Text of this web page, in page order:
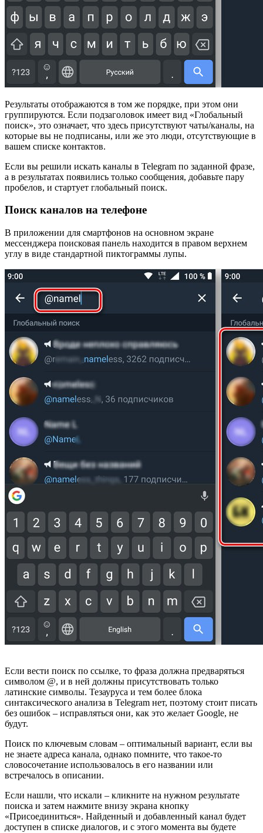
Результаты отображаются в том же порядке, при этом они
группируются. Если подзаголовок имеет вид «Глобальный
поиск», это означает, что здесь присутствуют чаты/каналы, на
которые вы не подписаны, или же это люди, отсутствующие в
вашем списке контактов.
Если вы решили искать каналы в Telegram по заданной фразе,
а в результатах появились только сообщения, добавьте пару
пробелов, и стартует глобальный поиск.
Поиск каналов на телефоне
В приложении для смартфонов на основном экране
мессенджера поисковая панель находится в правом верхнем
углу в виде стандартной пиктограммы лупы.
Если вести поиск по ссылке, то фраза должна предваряться
символом @, и в ней должны присутствовать только
латинские символы. Тезауруса и тем более блока
синтаксического анализа в Telegram нет, поэтому стоит писать
без ошибок – исправляться они, как это желает Google, не
будут.
Поиск по ключевым словам – оптимальный вариант, если вы
не знаете адреса канала, однако помните, что такое-то
словосочетание использовалось в его названии или
встречалось в описании.
Если нашли, что искали – кликните на нужном результате
поиска и затем нажмите внизу экрана кнопку
«Присоединиться». Найденный и добавленный канал будет
доступен в списке диалогов, и с этого момента вы будете